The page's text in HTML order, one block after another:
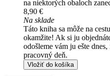
na niektorých obaloch
8,90 €
Na sklade
Táto kniha sa môže na
okamžite! Ak si ju
odošleme vám ju ešte
pracovný deň.
Vložiť do košíka